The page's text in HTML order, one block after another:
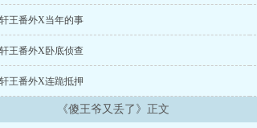
王番外X当年的事
王番外X卧底侦查
王番外X连跪抵押
《傻王爷又丢了》正文